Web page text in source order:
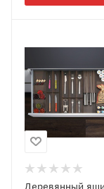
Деревянный